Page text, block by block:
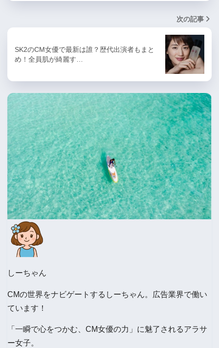
次の記事
SK2のCM女優で最新は誰？歴代出演者もまと
め！全員肌が綺麗す…
しーちゃん
CMの世界をナビゲートするしーちゃん。広告業界で働い
ています！
「一瞬で心をつかむ、CM女優の力」に魅了されるアラサ
ー女子。